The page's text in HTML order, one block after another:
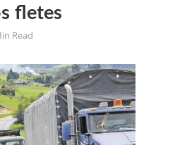
fletes
Read